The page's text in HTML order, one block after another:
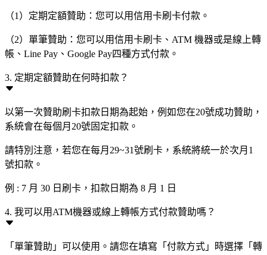
（1）定期定額贊助：您可以用信用卡刷卡付款。
（2）單筆贊助：您可以用信用卡刷卡、ATM 機器或是線上轉
帳、Line Pay、Google Pay四種方式付款。
3. 定期定額贊助在何時扣款？
以第一次贊助刷卡扣款日期為起始，例如您在20號成功贊助，
系統會在每個月20號固定扣款。
請特別注意，若您在每月29~31號刷卡，系統將統一於次月1
號扣款。
例 : 7 月 30 日刷卡，扣款日期為 8 月 1 日
4. 我可以用ATM機器或線上轉帳方式付款贊助嗎？
「單筆贊助」可以使用。請您在填寫「付款方式」時選擇「轉